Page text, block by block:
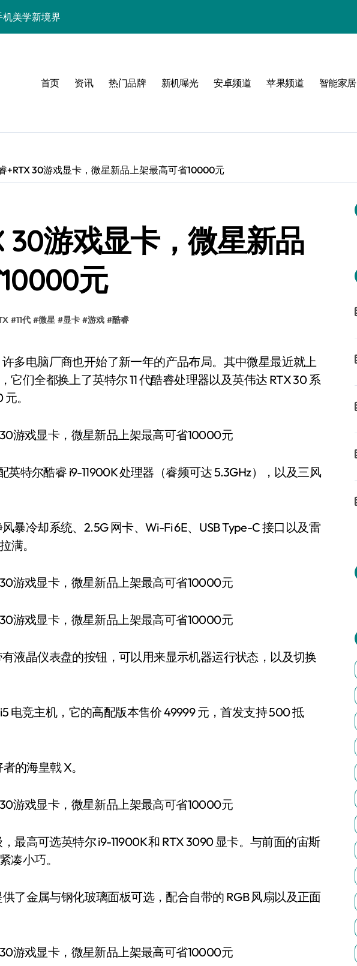
美学新境界
舰新标杆！
颜新玩法
制全攻略
流定制，玩转无限可能
一瞬惊艳
题潮爆登场
首页 资讯 热门品牌 新机曝光 安卓频道 苹果频道 智能家居
+RTX 30游戏显卡，微星新品上架最高可省10000元
30游戏显卡，微星新品
元
#11代 #微星 #显卡 #游戏 #酷睿
它们全都换上了英特尔 11 代酷睿处理器以及英伟达 RTX 30 系
。
特尔酷睿 i9-11900K 处理器（睿频可达 5.3GHz），以及三风
暴冷却系统、2.5G 网卡、Wi-Fi 6E、USB Type-C 接口以及雷
满。
液晶仪表盘的按钮，可以用来显示机器运行状态，以及切换
电竞主机，它的高配版本售价 49999 元，首发支持 500 抵
的海皇戟 X。
最高可选英特尔 i9-11900K 和 RTX 3090 显卡。与前面的宙斯
凑小巧。
了金属与钢化玻璃面板可选，配合自带的 RGB 风扇以及正面